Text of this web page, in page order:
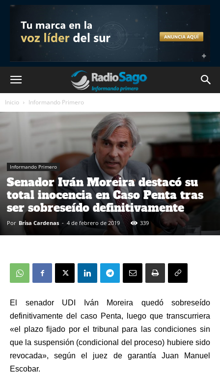
Inicio Informando Primero
Informando Primero
Senador Iván Moreira destacó su
total inocencia en Caso Penta tras
ser sobreseído definitivamente
Por Brisa Cardenas - 4 de febrero de 2019 339
El senador UDI Iván Moreira quedó sobreseído
definitivamente del caso Penta, luego que transcurriera
«el plazo fijado por el tribunal para las condiciones sin
que la suspensión (condicional del proceso) hubiere sido
revocada», según el juez de garantía Juan Manuel
Escobar.